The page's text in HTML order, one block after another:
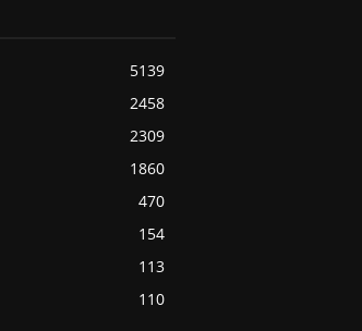
5139
2458
2309
1860
470
154
113
110